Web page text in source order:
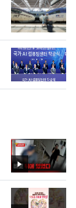
영
상